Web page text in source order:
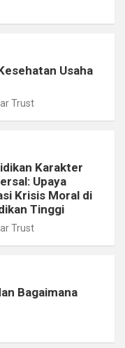
Usaha
Trust
Karakter
Upaya
Krisis Moral di
Tinggi
Trust
Bagaimana